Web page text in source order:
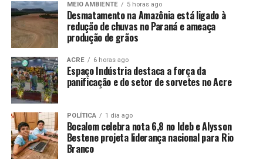
MEIO AMBIENTE 5 horas ago
Desmatamento na Amazônia está ligado à
redução de chuvas no Paraná e ameaça
produção de grãos
ACRE 6 horas ago
Espaço Indústria destaca a força da
panificação e do setor de sorvetes no Acre
POLÍTICA 1 dia ago
Bocalom celebra nota 6,8 no Ideb e Alysson
Bestene projeta liderança nacional para Rio
Branco